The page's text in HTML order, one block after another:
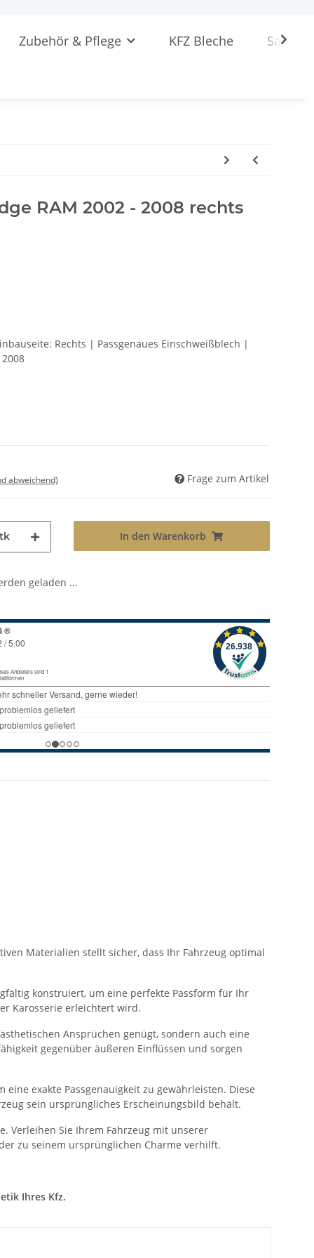
Zubehör & Pflege KFZ Bleche
RAM 2002 - 2008 rechts
Rechts | Passgenaues Einschweißblech |
abweichend) Frage zum Artikel
In den Warenkorb
geladen ...
Materialien stellt sicher, dass Ihr Fahrzeug optimal
konstruiert, um eine perfekte Passform für Ihr
Karosserie erleichtert wird.
Ansprüchen genügt, sondern auch eine
gegenüber äußeren Einflüssen und sorgen
exakte Passgenauigkeit zu gewährleisten. Diese
sein ursprüngliches Erscheinungsbild behält.
Verleihen Sie Ihrem Fahrzeug mit unserer
zu seinem ursprünglichen Charme verhilft.
Ihres Kfz.